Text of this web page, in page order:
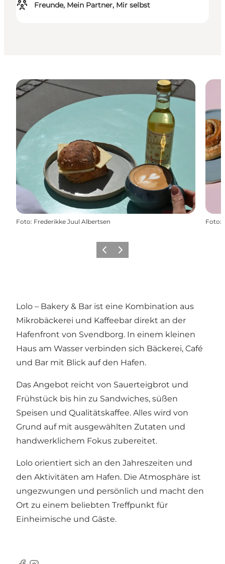
Freunde, Mein Partner, Mir selbst
Foto: Frederikke Juul Albertsen Foto:
Vorherige Folie
Nächste Folie
Lolo – Bakery & Bar ist eine Kombination aus
Mikrobäckerei und Kaffeebar direkt an der
Hafenfront von Svendborg. In einem kleinen
Haus am Wasser verbinden sich Bäckerei, Café
und Bar mit Blick auf den Hafen.
Das Angebot reicht von Sauerteigbrot und
Frühstück bis hin zu Sandwiches, süßen
Speisen und Qualitätskaffee. Alles wird von
Grund auf mit ausgewählten Zutaten und
handwerklichem Fokus zubereitet.
Lolo orientiert sich an den Jahreszeiten und
den Aktivitäten am Hafen. Die Atmosphäre ist
ungezwungen und persönlich und macht den
Ort zu einem beliebten Treffpunkt für
Einheimische und Gäste.